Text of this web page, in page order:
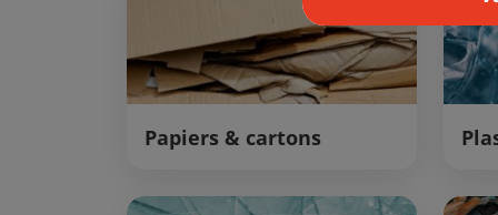
Papiers & cartons